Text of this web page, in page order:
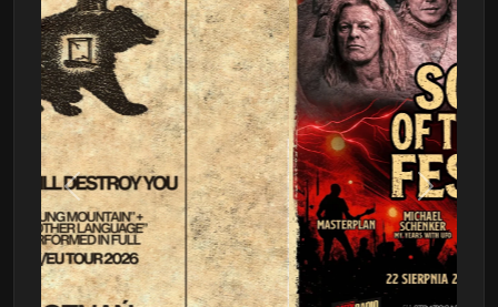
Poprzedni Następny